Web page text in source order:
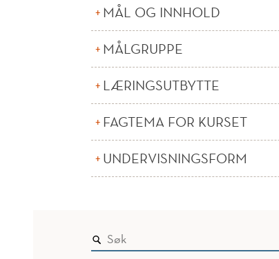
MÅL OG INNHOLD
MÅLGRUPPE
LÆRINGSUTBYTTE
FAGTEMA FOR KURSET
UNDERVISNINGSFORM